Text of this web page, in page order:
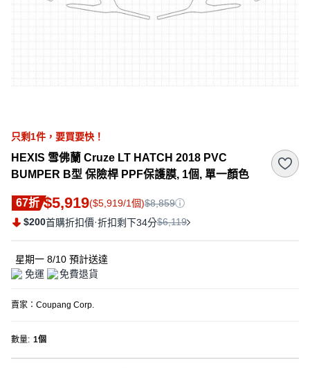
只剩1件， 要買要快！
HEXIS 雪佛蘭 Cruze LT HATCH 2018 PVC
BUMPER B型 保險桿 PPF保護膜, 1個, 單一顏色
67折 $5,919($5,919/1個)$8,859
$200首購折扣價·折扣剩下34分$6,119
星期一 8/10 預計送達
免運
免費退貨
賣家： Coupang Corp.
數量: 1個